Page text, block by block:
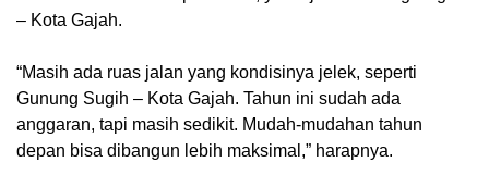
– Kota Gajah.
“Masih ada ruas jalan yang kondisinya jelek, seperti
Gunung Sugih – Kota Gajah. Tahun ini sudah ada
anggaran, tapi masih sedikit. Mudah-mudahan tahun
depan bisa dibangun lebih maksimal,” harapnya.